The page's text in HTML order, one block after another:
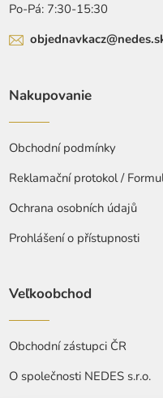
Po-Pá: 7:30-15:30
Nakupovanie
Obchodní podmínky
Reklamační protokol /
Ochrana osobních údajů
Prohlášení o přístupnosti
Veľkoobchod
Obchodní zástupci ČR
O společnosti NEDES s.r.o.